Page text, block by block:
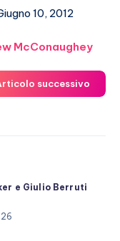
10, 2012
McConaughey
successivo
e Giulio Berruti